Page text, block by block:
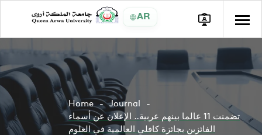
AR
Home
Journal
تضمنت 11 عالما بينهم عربية.. الإعلان عن أسماء
الفائزين بجائزة كافلي العالمية في العلوم